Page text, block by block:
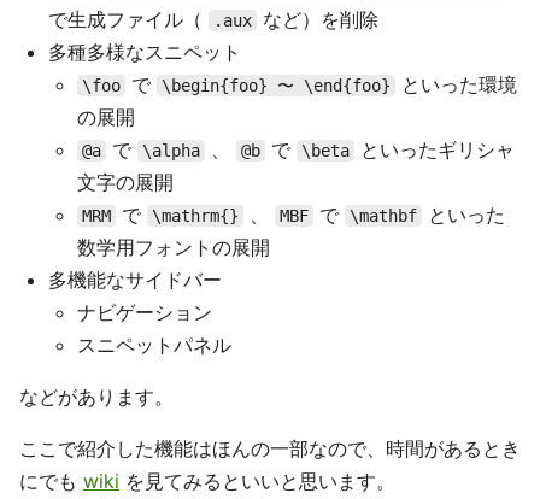
で生成ファイル（
.aux
など）を削除
多種多様なスニペット
\foo で \begin{foo} 〜 \end{foo}
といった環境
の展開
@a で \alpha @b で \beta
といったギリシャ
文字の展開
MRM で \mathrm{} MBF で \mathbf
といった
数学用フォントの展開
多機能なサイドバー
ナビゲーション
スニペットパネル
などがあります。
ここで紹介した機能はほんの一部なので、時間があるとき
にでも wiki を見てみるといいと思います。